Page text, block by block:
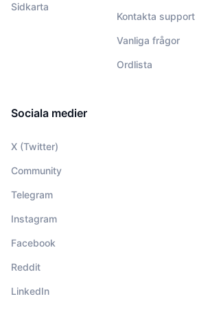
Sidkarta
Kontakta support
Vanliga frågor
Ordlista
Sociala medier
X (Twitter)
Community
Telegram
Instagram
Facebook
Reddit
LinkedIn